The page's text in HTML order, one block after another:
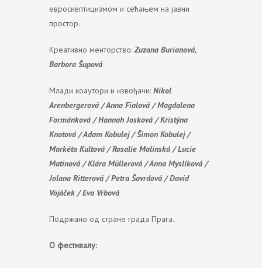
евроскептицизмом и сећањем на јавни
простор.
Креативно менторство: Zuzana Burianová,
Barbora Šupová
Млади коаутори и извођачи: Nikol
Arenbergerová / Anna Fialová / Magdalena
Formánková / Hannah Josková / Kristýna
Knotová / Adam Kobulej / Šimon Kobulej /
Markéta Kultová / Rosalie Malinská / Lucie
Matinová / Klára Müllerová / Anna Myslíková /
Jolana Ritterová / Petra Šavrdová / David
Vojáček / Eva Vrbová
Подржано од стране града Прага.
О фестивалу: